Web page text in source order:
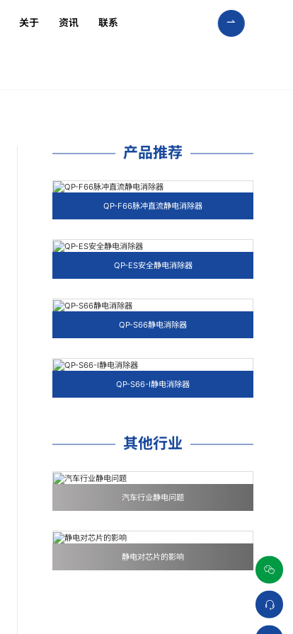
关于 资讯 联系
产品推荐
QP-F66脉冲直流静电消除器
QP-ES安全静电消除器
QP-S66静电消除器
QP-S66-I静电消除器
其他行业
汽车行业静电问题
静电对芯片的影响